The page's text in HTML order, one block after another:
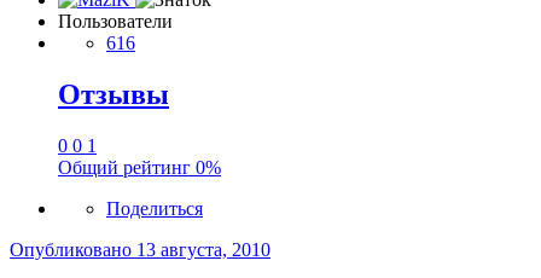
Пользователи
616
Отзывы
0 0 1
Общий рейтинг 0%
Поделиться
Опубликовано 13 августа, 2010